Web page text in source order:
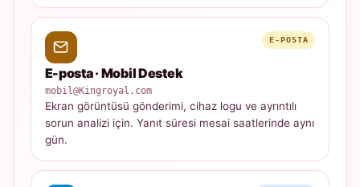
E-POSTA
E-posta · Mobil Destek
mobil@Kingroyal.com
Ekran görüntüsü gönderimi, cihaz logu ve ayrıntılı
sorun analizi için. Yanıt süresi mesai saatlerinde aynı
gün.